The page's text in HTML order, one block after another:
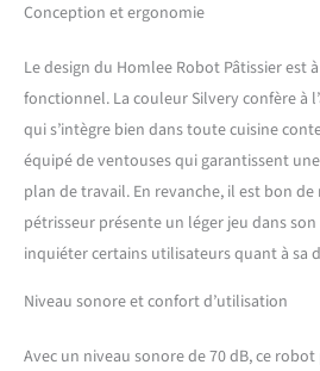
contre les éclaboussures, il vous
ingrédients sans déranger. Les
mélange vont au lave-vaisselle.
sécurité & service après-vente
passé les certifications CE, GS et
rencontrez des problèmes lors
mélangeur, veuillez nous
immédiatement, la satisfaction
toujours notre objectif.
Conception et ergonomie
Le design du Homlee Robot Pâtissier est
fonctionnel. La couleur Silvery confère à
qui s’intègre bien dans toute cuisine
équipé de ventouses qui garantissent
plan de travail. En revanche, il est bon
pétrisseur présente un léger jeu dans
inquiéter certains utilisateurs quant à sa
Niveau sonore et confort d’utilisation
Avec un niveau sonore de 70 dB, ce